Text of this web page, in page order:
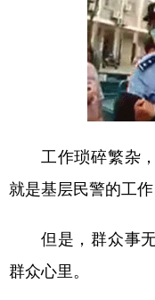
工作琐碎繁杂
就是基层民警的工作
但是，群众事
群众心里。